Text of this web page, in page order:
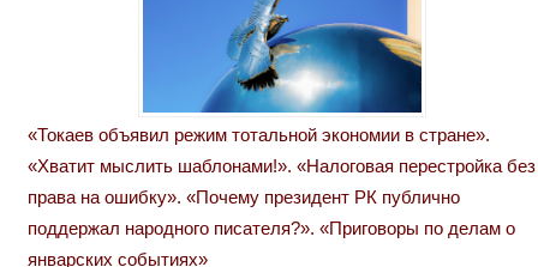
«Токаев объявил режим тотальной экономии в стране».
«Хватит мыслить шаблонами!». «Налоговая перестройка без
права на ошибку». «Почему президент РК публично
поддержал народного писателя?». «Приговоры по делам о
январских событиях»